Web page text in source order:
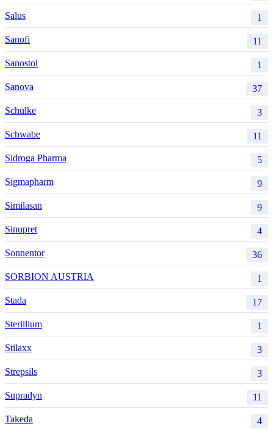
Salus 1
Sanofi 11
Sanostol 1
Sanova 37
Schülke 3
Schwabe 11
Sidroga Pharma 5
Sigmapharm 9
Similasan 9
Sinupret 4
Sonnentor 36
SORBION AUSTRIA 1
Stada 17
Sterillium 1
Stilaxx 3
Strepsils 3
Supradyn 11
Takeda 4